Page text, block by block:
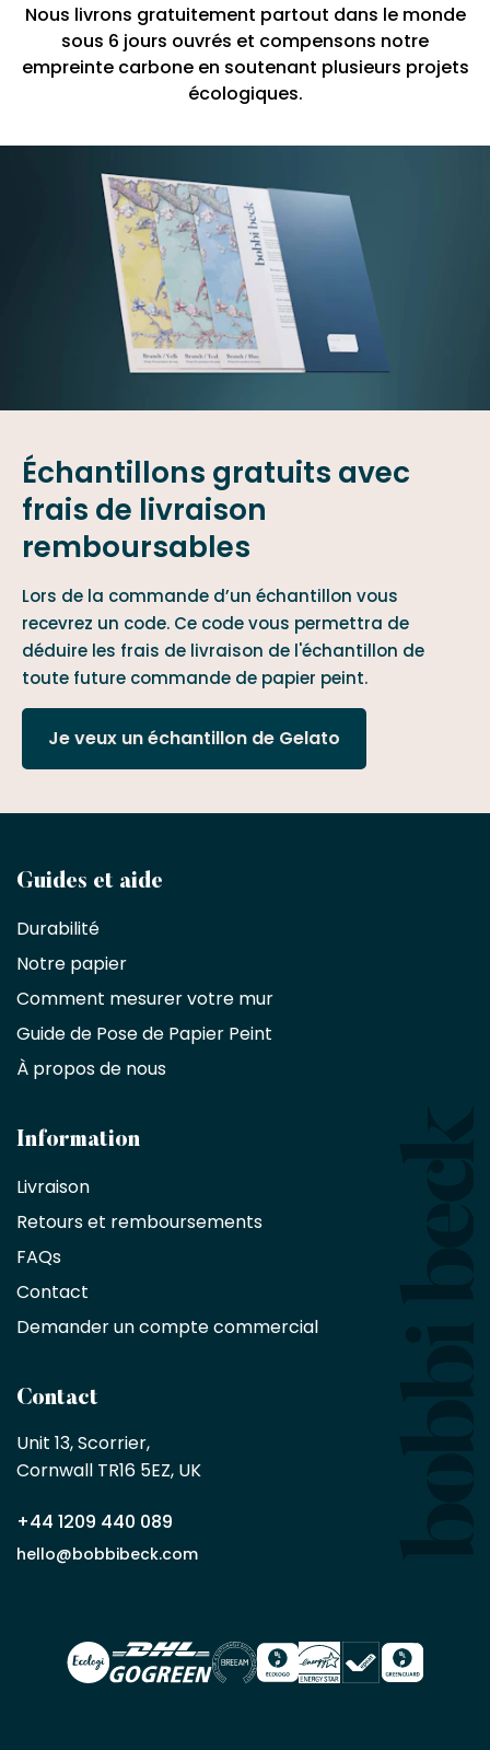
Nous livrons gratuitement partout dans le monde
sous 6 jours ouvrés et compensons notre
empreinte carbone en soutenant plusieurs projets
écologiques.
Échantillons gratuits avec
frais de livraison
remboursables
Lors de la commande d’un échantillon vous
recevrez un code. Ce code vous permettra de
déduire les frais de livraison de l'échantillon de
toute future commande de papier peint.
Je veux un échantillon de Gelato
Devenez
partenaire
commercial
Décorateurs
d'intérieur,
designers
architectes
d'une
exclusive
de
%
sur
sans
minimum
en
partenaire
commercial
Demander
un compte
Guides et aide
Durabilité
Notre papier
Comment mesurer votre mur
Guide de Pose de Papier Peint
À propos de nous
Information
Livraison
Retours et remboursements
FAQs
Contact
Demander un compte commercial
Contact
Unit 13, Scorrier,
Cornwall TR16 5EZ, UK
+44 1209 440 089
hello@bobbibeck.com